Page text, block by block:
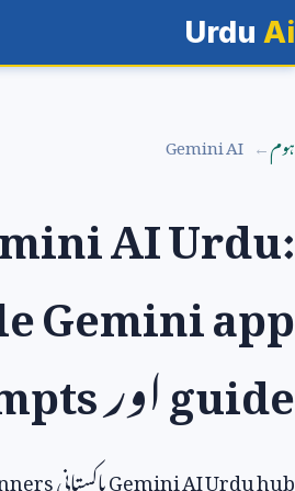
Urdu Ai
ہوم Gemini AI
AI Urdu:
Gemini app
guideاور
Gemini AI Urdu hubپاکستانی